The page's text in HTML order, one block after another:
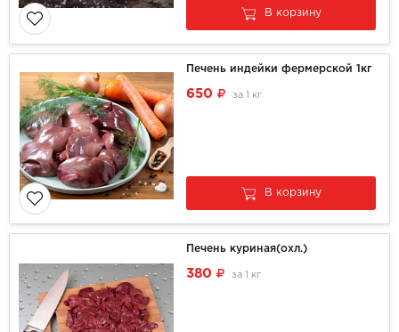
В корзину
Печень индейки фермерской 1кг
650 за 1 кг
В корзину
Печень куриная(охл.)
380 за 1 кг